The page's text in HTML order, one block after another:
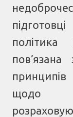
політика
щодо